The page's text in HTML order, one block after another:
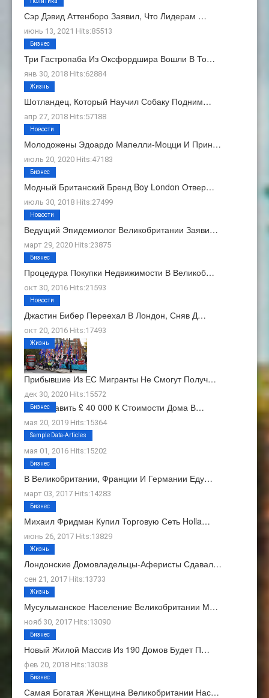
Сэр Дэвид Аттенборо Заявил, Что Лидерам …
июнь 13, 2021 Hits:85513
Три Гастропаба Из Оксфордшира Вошли В То…
янв 30, 2018 Hits:62884
Бизнес
Шотландец, Который Научил Собаку Подним…
апр 27, 2018 Hits:57188
Жизнь
Молодожены Эдоардо Мапелли-Моцци И Прин…
июль 20, 2020 Hits:47183
Новости
Модный Британский Бренд Boy London Отвер…
июль 30, 2018 Hits:27499
Бизнес
Ведущий Эпидемиолог Великобритании Заяви…
март 29, 2020 Hits:23875
Новости
Процедура Покупки Недвижимости В Великоб…
окт 30, 2016 Hits:21593
Бизнес
Джастин Бибер Переехал В Лондон, Сняв Д…
окт 20, 2016 Hits:17493
Новости
Прибывшие Из ЕС Мигранты Не Смогут Получ…
дек 30, 2020 Hits:15572
Жизнь
Как Добавить £ 40 000 К Стоимости Дома В…
мая 20, 2019 Hits:15364
Бизнес
О Нас
мая 01, 2016 Hits:15202
Sample Data-Articles
В Великобритании, Франции И Германии Еду…
март 03, 2017 Hits:14283
Бизнес
Михаил Фридман Купил Торговую Сеть Holla…
июнь 26, 2017 Hits:13829
Бизнес
Лондонские Домовладельцы-Аферисты Сдавал…
сен 21, 2017 Hits:13733
Жизнь
Мусульманское Население Великобритании М…
нояб 30, 2017 Hits:13090
Жизнь
Новый Жилой Массив Из 190 Домов Будет П…
фев 20, 2018 Hits:13038
Бизнес
Самая Богатая Женщина Великобритании Нас…
Бизнес